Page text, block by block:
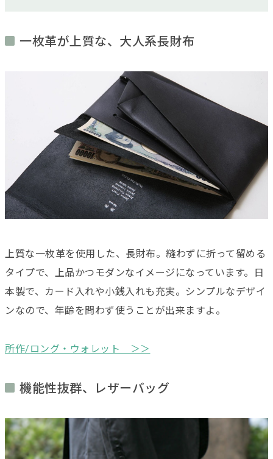
一枚革が上質な、大人系長財布
上質な一枚革を使用した、長財布。縫わずに折って留める
タイプで、上品かつモダンなイメージになっています。日
本製で、カード入れや小銭入れも充実。シンプルなデザイ
ンなので、年齢を問わず使うことが出来ますよ。
所作/ロング・ウォレット ＞＞
機能性抜群、レザーバッグ